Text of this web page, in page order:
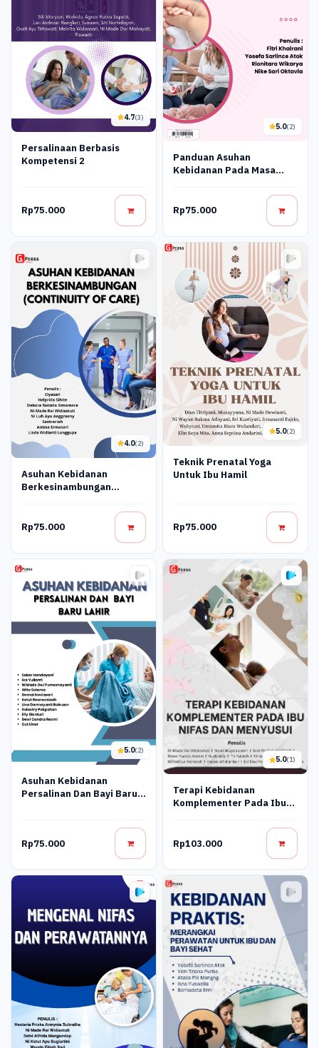
4.7(3)
Persalinaan Berbasis
Kompetensi 2
Rp75.000
5.0(2)
Panduan Asuhan
Kebidanan Pada Masa
Rp75.000
4.0(2)
Asuhan Kebidanan
Berkesinambungan
Rp75.000
5.0(2)
Teknik Prenatal Yoga
Untuk Ibu Hamil
Rp75.000
5.0(2)
Asuhan Kebidanan
Persalinan Dan Bayi Baru
Rp75.000
5.0(1)
Terapi Kebidanan
Komplementer Pada Ibu
Rp103.000